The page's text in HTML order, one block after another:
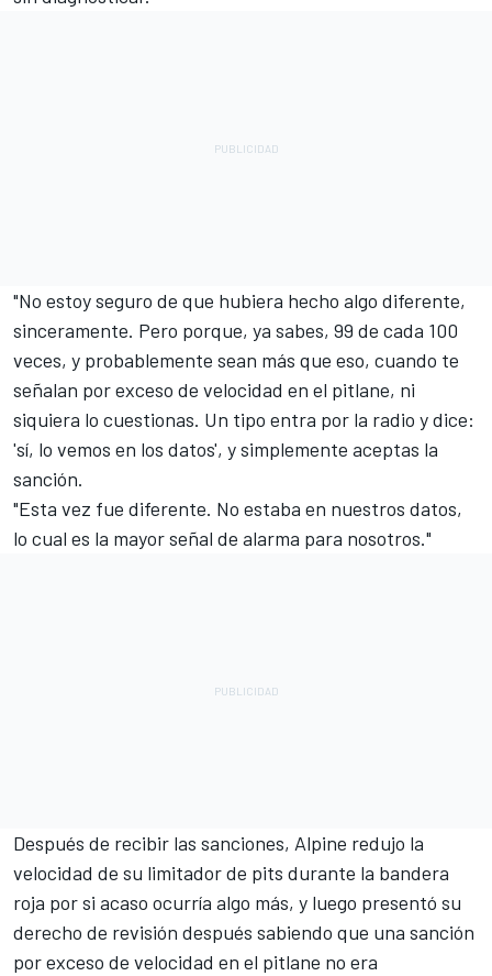
"No estoy seguro de que hubiera hecho algo diferente,
sinceramente. Pero porque, ya sabes, 99 de cada 100
veces, y probablemente sean más que eso, cuando te
señalan por exceso de velocidad en el pitlane, ni
siquiera lo cuestionas. Un tipo entra por la radio y dice:
'sí, lo vemos en los datos', y simplemente aceptas la
sanción.
"Esta vez fue diferente. No estaba en nuestros datos,
lo cual es la mayor señal de alarma para nosotros."
Después de recibir las sanciones, Alpine redujo la
velocidad de su limitador de pits durante la bandera
roja por si acaso ocurría algo más, y luego presentó su
derecho de revisión después sabiendo que una sanción
por exceso de velocidad en el pitlane no era